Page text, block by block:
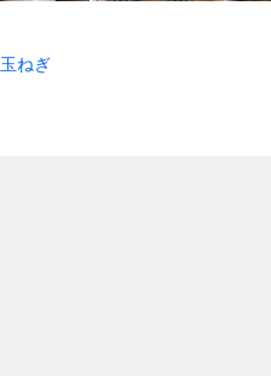
玉ねぎ